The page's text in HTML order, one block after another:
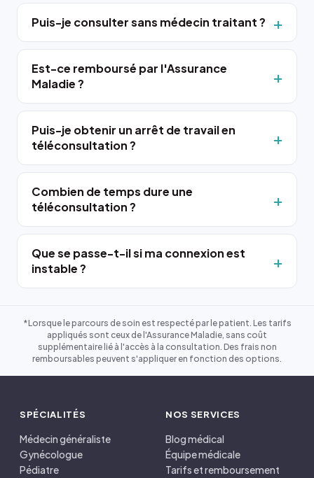
Puis-je consulter sans médecin traitant ?
Est-ce remboursé par l'Assurance
Maladie ?
Puis-je obtenir un arrêt de travail en
téléconsultation ?
Combien de temps dure une
téléconsultation ?
Que se passe-t-il si ma connexion est
instable ?
*Lorsque le parcours de soin est respecté par le patient. Les tarifs
appliqués sont ceux de l'Assurance Maladie, sans coût
supplémentaire lié à l'accès à la consultation. Des frais non
remboursables peuvent s'appliquer en fonction des options.
SPÉCIALITÉS
Médecin généraliste
Gynécologue
Pédiatre
NOS SERVICES
Blog médical
Équipe médicale
Tarifs et remboursement